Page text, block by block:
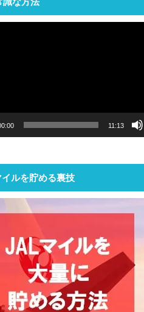
11:13
ルを貯める裏技